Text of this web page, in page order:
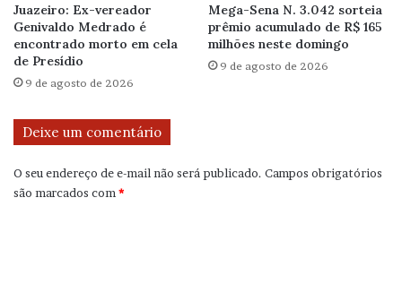
Juazeiro: Ex-vereador
Genivaldo Medrado é
encontrado morto em cela
de Presídio
9 de agosto de 2026
Mega-Sena N. 3.042 sorteia
prêmio acumulado de R$ 165
milhões neste domingo
9 de agosto de 2026
Deixe um comentário
O seu endereço de e-mail não será publicado. Campos obrigatórios
são marcados com *